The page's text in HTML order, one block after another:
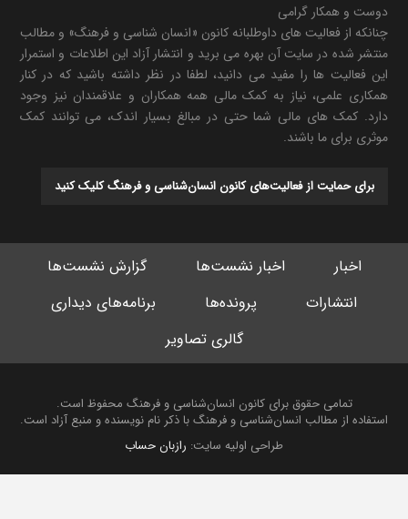
دوست و همکار گرامی
چنانکه از فعالیت های داوطلبانه کانون «انسان شناسی و فرهنگ» و مطالب
منتشر شده در سایت آن بهره می برید و انتشار آزاد این اطلاعات و استمرار
این فعالیت ها را مفید می دانید، لطفا در نظر داشته باشید که در کنار
همکاری علمی، نیاز به کمک مالی همه همکاران و علاقمندان نیز وجود
دارد. کمک های مالی شما حتی در مبالغ بسیار اندک، می توانند کمک
موثری برای ما باشند.
برای حمایت از فعالیت‌های کانون انسان‌شناسی و فرهنگ کلیک کنید
اخبار اخبار نشست‌ها
گزارش نشست‌ها
انتشارات
پرونده‌ها
برنامه‌های دیداری
گالری تصاویر
تمامی حقوق برای کانون انسان‌شناسی و فرهنگ محفوظ است.
استفاده از مطالب انسان‌شناسی و فرهنگ با ذکر نام نویسنده و منبع آزاد است.
طراحی اولیه سایت:رازبان حساب